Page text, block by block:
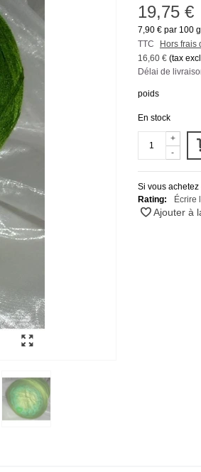
19,75 €
7,90 €par 100 g
TTC
Hors frais
16,60 € (tax
Délai de
poids
En stock
-
+
Si vous
Rating:
Écrire
Ajouter à